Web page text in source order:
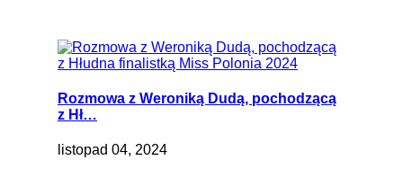
Rozmowa z Weroniką Dudą, pochodzącą
z Hł…
listopad 04, 2024